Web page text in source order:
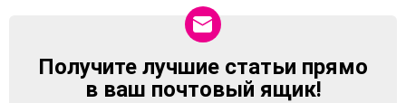
NEWSLETTER
Получите лучшие статьи прямо
в ваш почтовый ящик!